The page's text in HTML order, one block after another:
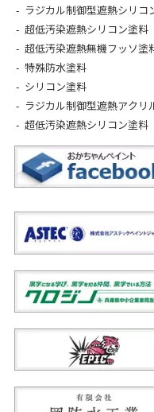
ラジカル制御型遮熱シリコ
超低汚染遮熱シリコン塗料
超低汚染遮熱無機フッソ塗
特殊防水塗料
シリコン塗料
ラジカル制御型遮熱アクリ
超低汚染遮熱シリコン塗料